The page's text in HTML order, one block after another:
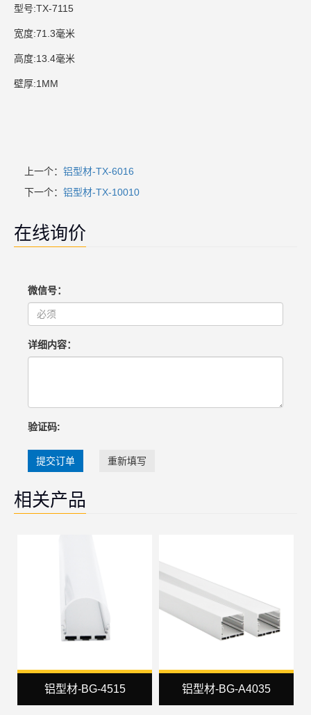
型号:TX-7115
宽度:71.3毫米
高度:13.4毫米
壁厚:1MM
上一个： 铝型材-TX-6016
下一个： 铝型材-TX-10010
在线询价
微信号：
详细内容：
验证码:
提交订单 重新填写
相关产品
铝型材-BG-4515 铝型材-BG-A4035